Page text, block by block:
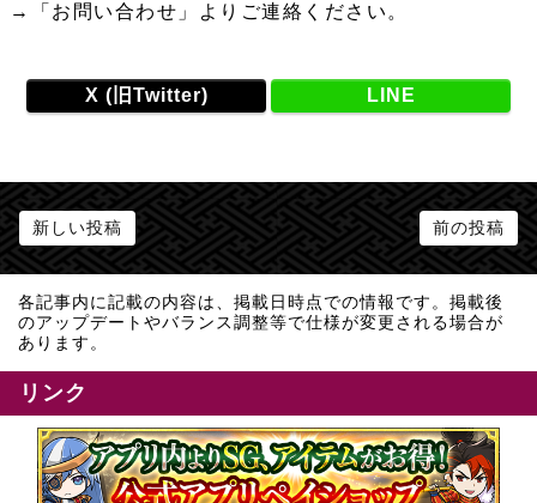
→「お問い合わせ」よりご連絡ください。
X (旧Twitter) LINE
新しい投稿 前の投稿
各記事内に記載の内容は、掲載日時点での情報です。掲載後
のアップデートやバランス調整等で仕様が変更される場合が
あります。
リンク